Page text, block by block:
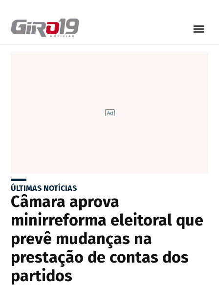
ÚLTIMAS NOTÍCIAS
Câmara aprova
minirreforma eleitoral que
prevê mudanças na
prestação de contas dos
partidos